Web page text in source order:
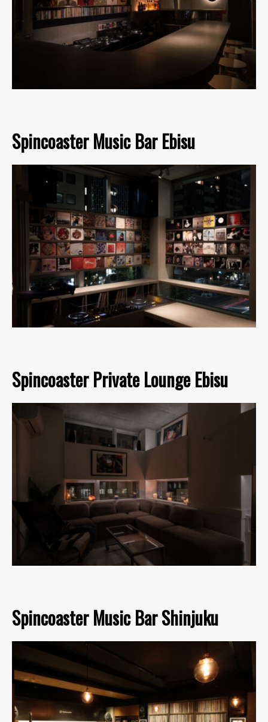
Spincoaster Music Bar Ebisu
Spincoaster Private Lounge Ebisu
Spincoaster Music Bar Shinjuku